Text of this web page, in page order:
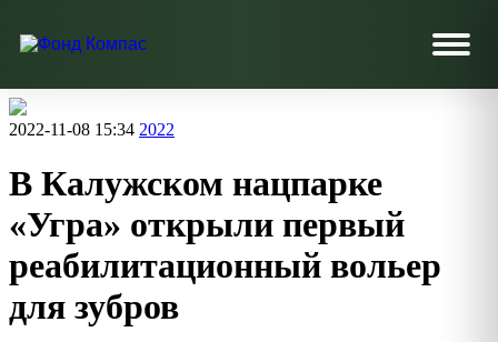
2022-11-08 15:34 2022
В Калужском нацпарке
«Угра» открыли первый
реабилитационный вольер
для зубров